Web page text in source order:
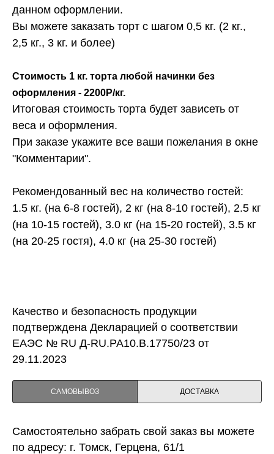
данном оформлении.
Вы можете заказать торт с шагом 0,5 кг. (2 кг.,
2,5 кг., 3 кг. и более)
Стоимость 1 кг. торта любой начинки без
оформления - 2200Р/кг.
Итоговая стоимость торта будет зависеть от
веса и оформления.
При заказе укажите все ваши пожелания в окне
"Комментарии".
Рекомендованный вес на количество гостей:
1.5 кг. (на 6-8 гостей), 2 кг (на 8-10 гостей), 2.5 кг
(на 10-15 гостей), 3.0 кг (на 15-20 гостей), 3.5 кг
(на 20-25 гостя), 4.0 кг (на 25-30 гостей)
Качество и безопасность продукции
подтверждена Декларацией о соответствии
ЕАЭС № RU Д-RU.PA10.B.17750/23 от
29.11.2023
САМОВЫВОЗ ДОСТАВКА
Самостоятельно забрать свой заказ вы можете
по адресу: г. Томск, Герцена, 61/1